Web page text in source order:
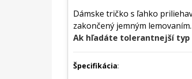
Dámske tričko s ľahko
zakončený jemným lemovaním.
Ak hľadáte tolerantnejší
Špecifikácia: